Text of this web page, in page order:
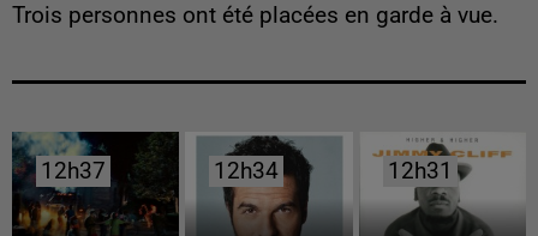
Trois personnes ont été placées en garde à vue.
12h37
12h37 12h34
12h34 12h31
12h31